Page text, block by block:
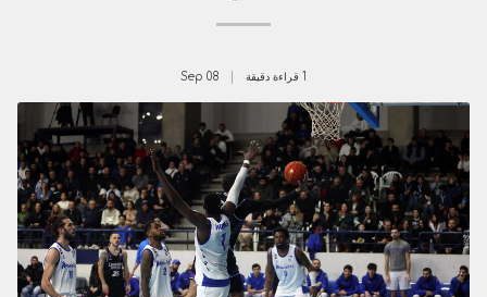
1 قراءة دقيقة 08
Sep